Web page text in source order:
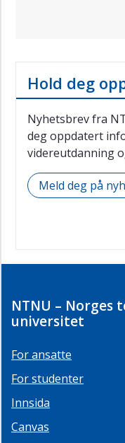
Hold deg
Nyhetsbrev fra
deg oppdatert
videreutdanning
Meld deg på
NTNU – Norges
universitet
For ansatte
For studenter
Innsida
Canvas